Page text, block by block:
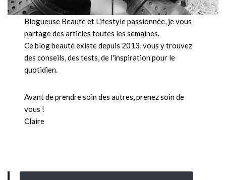
Blogueuse Beauté et Lifestyle passionnée, je vous
partage des articles toutes les semaines.
Ce blog beauté existe depuis 2013, vous y trouvez
des conseils, des tests, de l'inspiration pour le
quotidien.
Avant de prendre soin des autres, prenez soin de
vous !
Claire